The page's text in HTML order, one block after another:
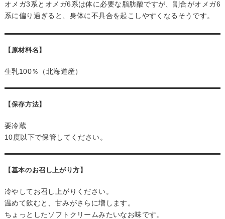
オメガ3系とオメガ6系は体に必要な脂肪酸ですが、割合がオメガ6
系に偏り過ぎると、身体に不具合を起こしやすくなるそうです。
【原材料名】
生乳100％（北海道産）
【保存方法】
要冷蔵
10度以下で保管してください。
【基本のお召し上がり方】
冷やしてお召し上がりください。
温めて飲むと、甘みがさらに増します。
ちょっとしたソフトクリームみたいなお味です。